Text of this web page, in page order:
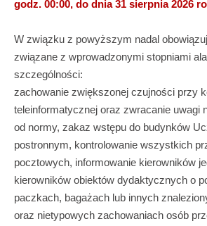
godz. 00:00, do dnia 31 sierpnia 2026
W związku z powyższym nadal
związane z wprowadzonymi stopniami
szczególności:
zachowanie zwiększonej czujności przy
teleinformatycznej oraz zwracanie uwagi
od normy, zakaz wstępu do budynków
postronnym, kontrolowanie wszystkich
pocztowych, informowanie kierowników
kierowników obiektów dydaktycznych o
paczkach, bagażach lub innych
oraz nietypowych zachowaniach osób